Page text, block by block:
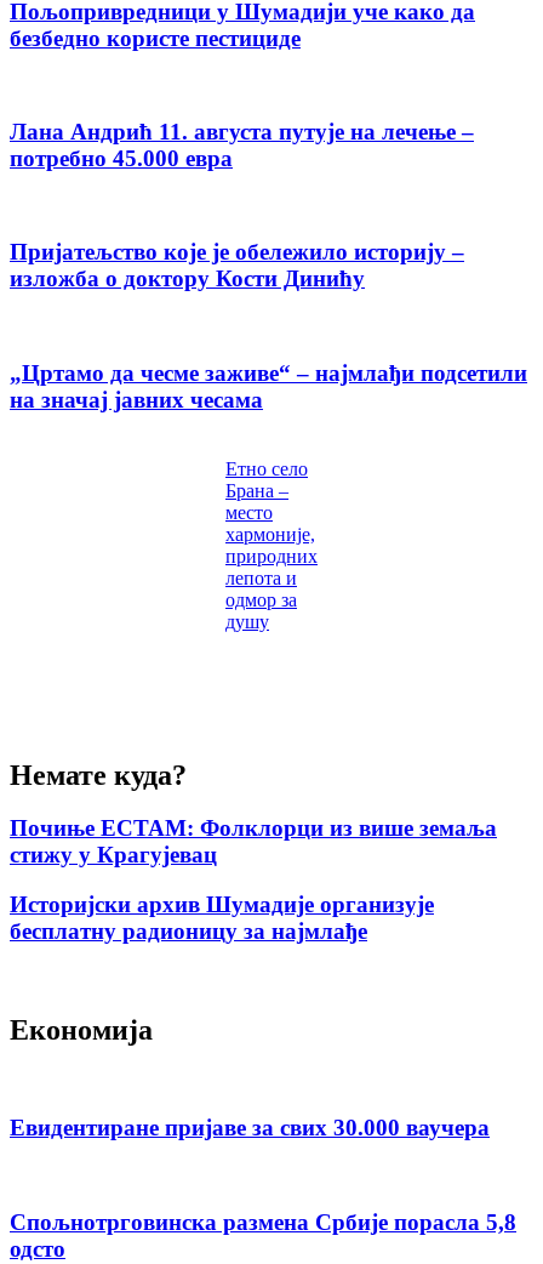
Пољопривредници у Шумадији уче како да
безбедно користе пестициде
Лана Андрић 11. августа путује на лечење –
потребно 45.000 евра
Пријатељство које је обележило историју –
изложба о доктору Кости Динићу
„Цртамо да чесме заживе“ – најмлађи подсетили
на значај јавних чесама
Етно село
Брана –
место
хармоније,
природних
лепота и
одмор за
душу
Немате куда?
Почиње ЕСТАМ: Фолклорци из више земаља
стижу у Крагујевац
Историјски архив Шумадије организује
бесплатну радионицу за најмлађе
Економија
Евидентиране пријаве за свих 30.000 ваучера
Спољнотрговинска размена Србије порасла 5,8
одсто